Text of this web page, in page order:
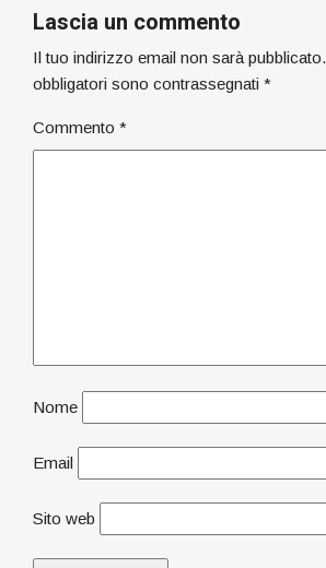
Lascia un commento
Il tuo indirizzo email non sarà pubblicato.
obbligatori sono contrassegnati *
Commento *
Nome
Email
Sito web